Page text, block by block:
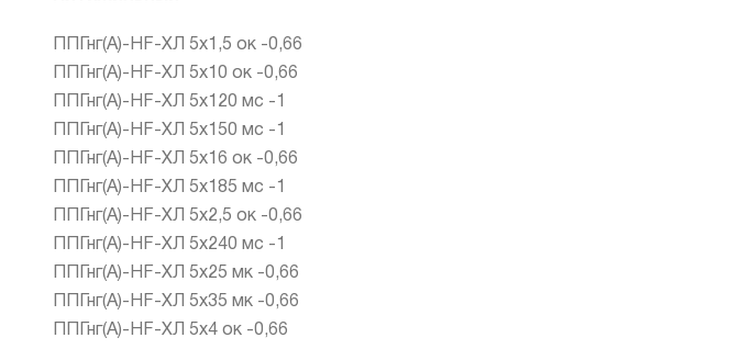
ППГнг(А)-HF-ХЛ 5х1,5 ок -0,66
ППГнг(А)-HF-ХЛ 5х10 ок -0,66
ППГнг(А)-HF-ХЛ 5х120 мс -1
ППГнг(А)-HF-ХЛ 5х150 мс -1
ППГнг(А)-HF-ХЛ 5х16 ок -0,66
ППГнг(А)-HF-ХЛ 5х185 мс -1
ППГнг(А)-HF-ХЛ 5х2,5 ок -0,66
ППГнг(А)-HF-ХЛ 5х240 мс -1
ППГнг(А)-HF-ХЛ 5х25 мк -0,66
ППГнг(А)-HF-ХЛ 5х35 мк -0,66
ППГнг(А)-HF-ХЛ 5х4 ок -0,66